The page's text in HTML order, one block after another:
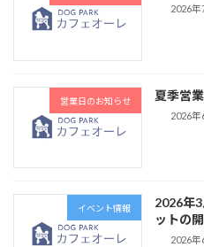
2026年
営業日のお知らせ 夏季営
2026年
イベント情報
2026年
ットの
2026年